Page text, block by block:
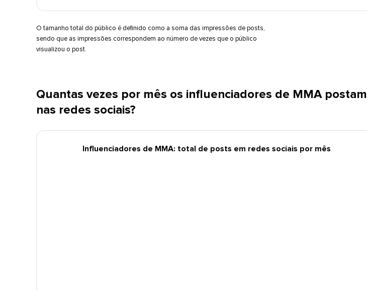
O tamanho total do público é definido como a soma das impressões de posts,
sendo que as impressões correspondem ao número de vezes que o público
visualizou o post.​​
Quantas vezes por mês os influenciadores de MMA postam
nas redes sociais?​​
Influenciadores de MMA: total de posts em redes sociais por mês​​